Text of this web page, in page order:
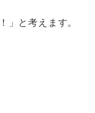
」と考えます。